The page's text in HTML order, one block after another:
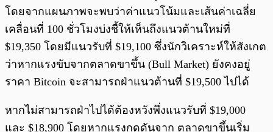
โดยจากแผนภาพจะพบว่าค่าแนวโน้มและเส้นค่าเฉลี่ย
เคลื่อนที่ 100 ชั่วโมงบ่งชี้ให้เห็นถึงแนวต้านใหม่ที่
$19,350 โดยมีแนวรับที่ $19,100 ซึ่งนักวิเคราะห์ให้สังเกต
ว่าหากแรงขับจากตลาดขาขึ้น (Bull Market) ยังคงอยู่
ราคา Bitcoin จะสามารถฝ่าแนวต้านที่ $19,500 ไปได้
หากไม่สามารถฝ่าไปได้ต้องหวังพึ่งแนวรับที่ $19,000
และ $18,900 โดยหากแรงกดดันจาก ตลาดขาขึ้นเริ่ม